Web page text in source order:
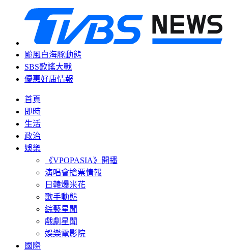
颱風白海豚動態
SBS歌謠大戰
優惠好康情報
首頁
即時
生活
政治
娛樂
《VPOPASIA》開播
演唱會搶票情報
日韓爆米花
歌手動態
綜藝星聞
戲劇星聞
娛樂電影院
國際